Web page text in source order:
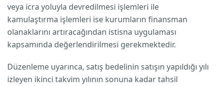
veya icra yoluyla devredilmesi işlemleri ile
kamulaştırma işlemleri ise kurumların finansman
olanaklarını artıracağından istisna uygulaması
kapsamında değerlendirilmesi gerekmektedir.
Düzenleme uyarınca, satış bedelinin satışın yapıldığı yılı
izleyen ikinci takvim yılının sonuna kadar tahsil